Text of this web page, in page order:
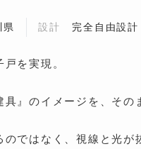
県 設計 完全自由設計
を実現。
』のイメージを、その
ではなく、視線と光